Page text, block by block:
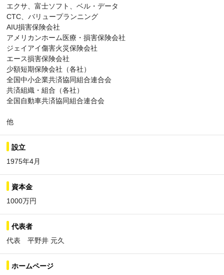
エクサ、富士ソフト、ベル・データ
CTC、バリュープランニング
AIU損害保険会社
アメリカンホーム医療・損害保険会社
ジェイアイ傷害火災保険会社
エース損害保険会社
少額短期保険会社（各社）
全国中小企業共済協同組合連合会
共済組織・組合（各社）
全国自動車共済協同組合連合会
他
設立
1975年4月
資本金
1000万円
代表者
代表 平野井 元久
ホームページ